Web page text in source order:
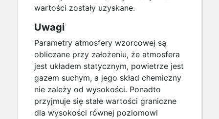
wartości zostały uzyskane.
Uwagi
Parametry atmosfery wzorcowej są
obliczane przy założeniu, że atmosfera
jest układem statycznym, powietrze jest
gazem suchym, a jego skład chemiczny
nie zależy od wysokości. Ponadto
przyjmuje się stałe wartości graniczne
dla wysokości równej poziomowi